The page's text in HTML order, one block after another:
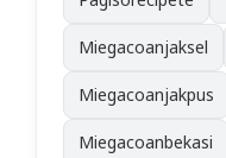
Miegacoanjaksel
Miegacoanjakpus
Miegacoanbekasi